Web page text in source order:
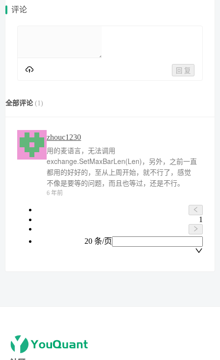
评论
回 复
全部评论 (1)
zhouc1230
用的麦语言，无法调用
exchange.SetMaxBarLen(Len)，另外，之前一直
都用的好好的，至从上周开始，就不行了，感觉
不像是要等的问题，而且也等过，还是不行。
6 年前
1
20 条/页